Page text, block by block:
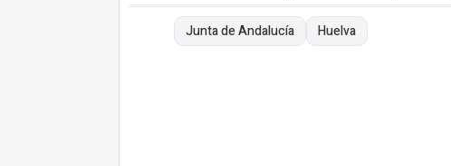
Junta de Andalucía Huelva